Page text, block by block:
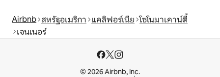
Airbnb สหรัฐอเมริกา แคลิฟอร์เนีย โซโนมาเคาน์ตี้
เจนเนอร์
© 2026 Airbnb, Inc.